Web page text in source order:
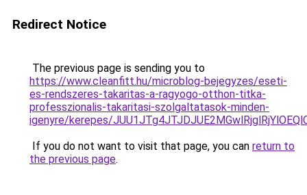
Redirect Notice
The previous page is sending you to
https://www.cleanfitt.hu/microblog-bejegyzes/eseti-
es-rendszeres-takaritas-a-ragyogo-otthon-titka-
professzionalis-takaritasi-szolgaltatasok-minden-
igenyre/kerepes/
If you do not want to visit that page, you can return to
the previous page.